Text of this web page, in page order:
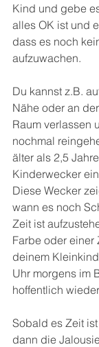
Kind und gebe
alles OK ist und
dass es noch
aufzuwachen.
Du kannst z.B.
Nähe oder an
Raum verlassen
nochmal
älter als 2,5
Kinderwecker
Diese Wecker
wann es noch
Zeit ist
Farbe oder
deinem
Uhr morgens im
hoffentlich
Sobald es Zeit
dann die